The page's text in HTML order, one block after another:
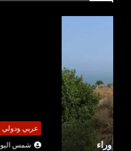
عربي ودولي
شمس اليوم نيوز 24
09 أغسطس 2026